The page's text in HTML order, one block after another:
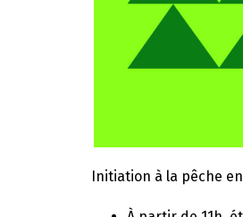
Initiation à la pêche